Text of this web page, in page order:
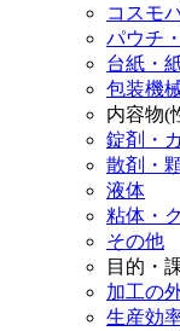
コスモ
パウチ
台紙・
包装機
内容物(
錠剤・
散剤・
液体
粘体・
その他
目的・
加工の
生産効